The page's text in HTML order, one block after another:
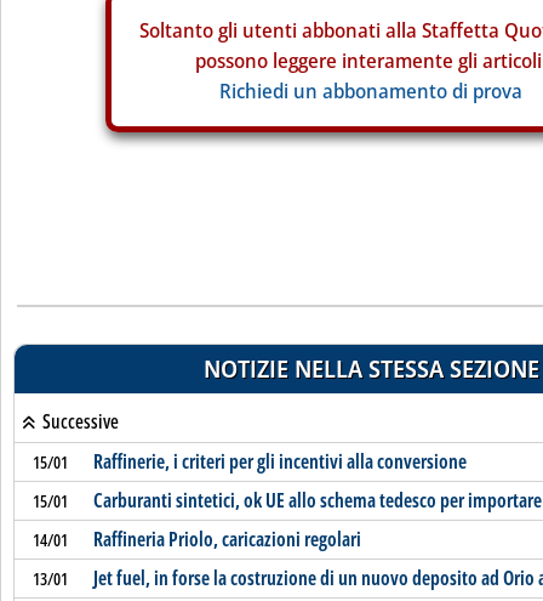
Soltanto gli utenti abbonati alla Staffetta
possono leggere interamente gli
Richiedi un abbonamento di prova
NOTIZIE NELLA STESSA SEZIONE
Successive
15/01 Raffinerie, i criteri per gli incentivi alla conversione
15/01 Carburanti sintetici, ok UE allo schema tedesco per
14/01 Raffineria Priolo, caricazioni regolari
13/01 Jet fuel, in forse la costruzione di un nuovo deposito ad Orio